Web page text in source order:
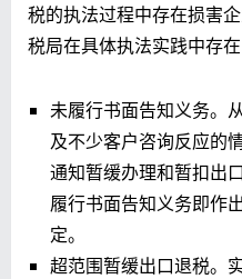
税的执法过程中存在损害
税局在具体执法实践中存在
未履行书面告知义务。
及不少客户咨询反应的
通知暂缓办理和暂扣出
履行书面告知义务即作
定。
超范围暂缓出口退税。